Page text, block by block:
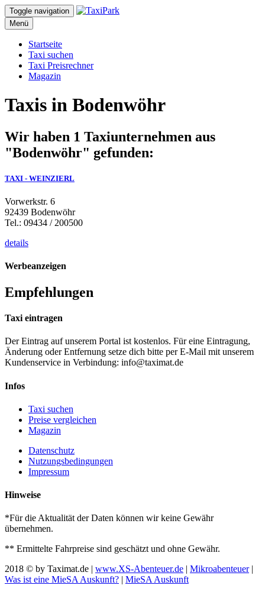
Toggle navigation
Menü
Startseite
Taxi suchen
Taxi Preisrechner
Magazin
Taxis in Bodenwöhr
Wir haben 1 Taxiunternehmen aus
"Bodenwöhr" gefunden:
TAXI - WEINZIERL
Vorwerkstr. 6
92439 Bodenwöhr
Tel.: 09434 / 200500
details
Werbeanzeigen
Empfehlungen
Taxi eintragen
Der Eintrag auf unserem Portal ist kostenlos. Für eine Eintragung,
Änderung oder Entfernung setze dich bitte per E-Mail mit unserem
Kundenservice in Verbindung: info@taximat.de
Infos
Taxi suchen
Preise vergleichen
Magazin
Datenschutz
Nutzungsbedingungen
Impressum
Hinweise
*Für die Aktualität der Daten können wir keine Gewähr
übernehmen.
** Ermittelte Fahrpreise sind geschätzt und ohne Gewähr.
2018 © by Taximat.de | www.XS-Abenteuer.de | Mikroabenteuer|
Was ist eine MieSA Auskunft? | MieSA Auskunft